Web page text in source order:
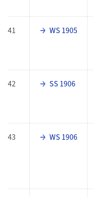
41 WS 1905
42 SS 1906
43 WS 1906